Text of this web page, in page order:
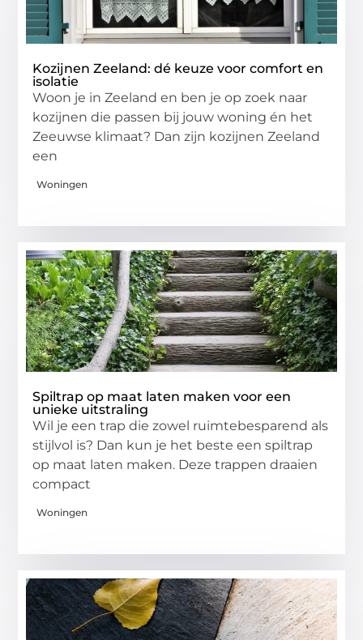
Kozijnen Zeeland: dé keuze voor comfort en
isolatie
Woon je in Zeeland en ben je op zoek naar
kozijnen die passen bij jouw woning én het
Zeeuwse klimaat? Dan zijn kozijnen Zeeland
een
Woningen
Spiltrap op maat laten maken voor een
unieke uitstraling
Wil je een trap die zowel ruimtebesparend als
stijlvol is? Dan kun je het beste een spiltrap
op maat laten maken. Deze trappen draaien
compact
Woningen